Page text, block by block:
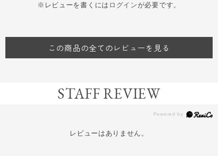
※レビューを書くには ログインが必要です。
この商品の全てのレビューを見る
STAFF REVIEW
レビューはありません。